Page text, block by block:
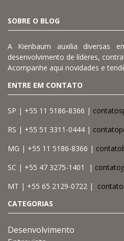
SOBRE O BLOG
A Kienbaum auxilia diversas
desenvolvimento de líderes,
Acompanhe aqui novidades e
ENTRE EM CONTATO
SP | +55 11 5186-8366 |
RS | +55 51 3311-0444 |
MG | +55 11 5186-8366 |
SC | +55 47 3275-1401 |
MT | +55 65 2129-0722 |
CATEGORIAS
Desenvolvimento